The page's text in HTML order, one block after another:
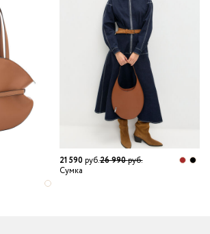
21 590руб.26 990руб.
Сумка